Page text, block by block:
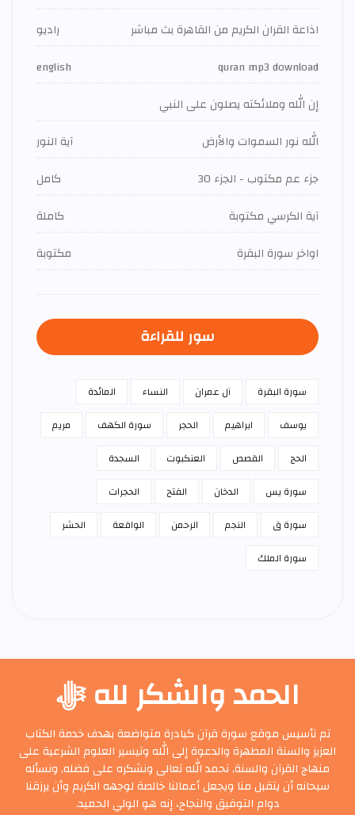
اذاعة القران الكريم من القاهرة بث مباشر
راديو
quran mp3 download
english
إن الله وملائكته يصلون على النبي
الله نور السموات والأرض
آية النور
جزء عم مكتوب - الجزء 30
كامل
آية الكرسي مكتوبة
كاملة
اواخر سورة البقرة
مكتوبة
سور للقراءة
سورة البقرة آل عمران النساء
المائدة
يوسف
ابراهيم الحجر سورة الكهف
مريم
الحج
القصص العنكبوت
السجدة
سورة يس
الدخان الفتح
الحجرات
سورة ق
النجم الرحمن الواقعة
الحشر
سورة الملك
الحمد والشكر لله ﷻ
تم تأسيس موقع سورة قرآن كبادرة متواضعة بهدف خدمة الكتاب
العزيز والسنة المطهرة والدعوة إلى الله وتيسير العلوم الشرعية على
منهاج القرآن والسنة, نحمد الله تعالى ونشكره على فضله, ونسأله
سبحانه أن يتقبل منا ويجعل أعمالنا خالصة لوجهه الكريم وأن يرزقنا
دوام التوفيق والنجاح، إنه هو الولي الحميد.